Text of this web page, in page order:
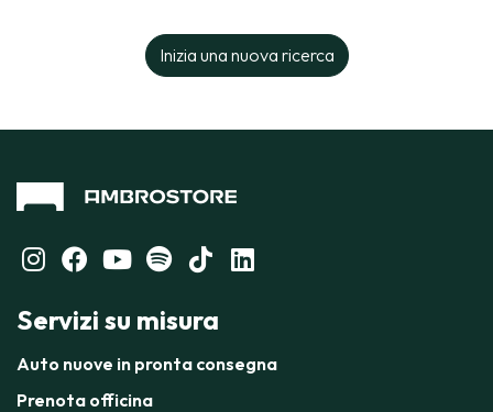
Inizia una nuova ricerca
Servizi su misura
Auto nuove in pronta consegna
Prenota officina